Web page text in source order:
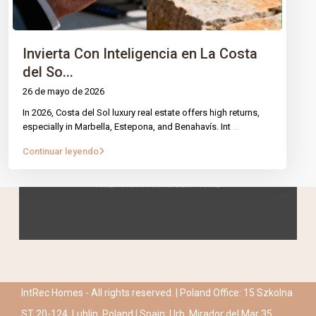
Invierta Con Inteligencia en La Costa
del So...
26 de mayo de 2026
In 2026, Costa del Sol luxury real estate offers high returns,
especially in Marbella, Estepona, and Benahavís. Int
Continuar leyendo
IntRec Homes - All rights reserved. | Poland Office: 15 Szkolna